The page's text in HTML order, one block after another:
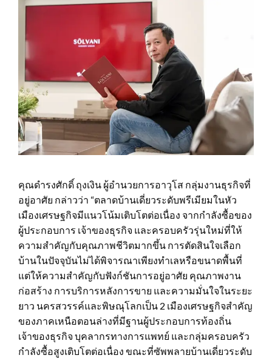
คุณดำรงศักดิ์ ถุงเงิน ผู้อำนวยการอาวุโส กลุ่มงานธุรกิจที่
อยู่อาศัย กล่าวว่า “ตลาดบ้านเดี่ยวระดับพรีเมียมในหัว
เมืองเศรษฐกิจมีแนวโน้มเติบโตต่อเนื่อง จากกำลังซื้อของ
ผู้ประกอบการ เจ้าของธุรกิจ และครอบครัวรุ่นใหม่ที่ให้
ความสำคัญกับคุณภาพชีวิตมากขึ้น การตัดสินใจเลือก
บ้านในปัจจุบันไม่ได้พิจารณาเพียงทำเลหรือขนาดพื้นที่
แต่ให้ความสำคัญกับฟังก์ชันการอยู่อาศัย คุณภาพงาน
ก่อสร้าง การบริการหลังการขาย และความมั่นใจในระยะ
ยาว นครสวรรค์และพิษณุโลกเป็น 2 เมืองเศรษฐกิจสำคัญ
ของภาคเหนือตอนล่างที่มีฐานผู้ประกอบการท้องถิ่น
เจ้าของธุรกิจ บุคลากรทางการแพทย์ และกลุ่มครอบครัว
กำลังซื้อสูงเติบโตต่อเนื่อง ขณะที่ซัพพลายบ้านเดี่ยวระดับ